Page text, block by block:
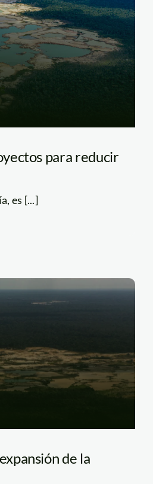
para reducir
es [...]
de la